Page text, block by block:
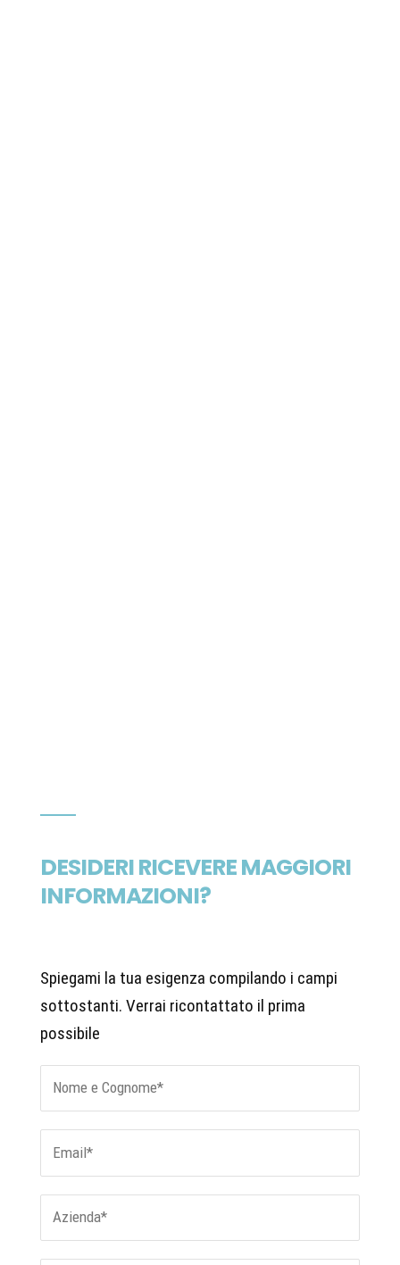
DESIDERI RICEVERE MAGGIORI
INFORMAZIONI?
Spiegami la tua esigenza compilando i campi
sottostanti. Verrai ricontattato il prima
possibile